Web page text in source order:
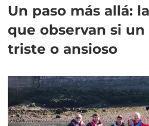
Un paso más allá:
que observan si
triste o ansioso